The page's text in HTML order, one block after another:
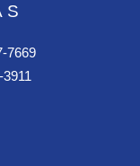
7669